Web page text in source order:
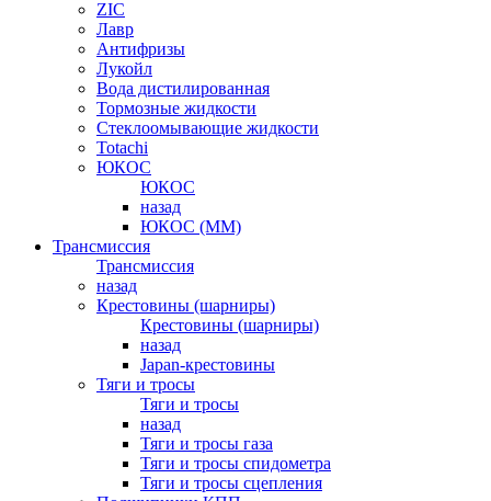
ZIC
Лавр
Антифризы
Лукойл
Вода дистилированная
Тормозные жидкости
Стеклоомывающие жидкости
Totachi
ЮКОС
ЮКОС
назад
ЮКОС (ММ)
Трансмиссия
Трансмиссия
назад
Крестовины (шарниры)
Крестовины (шарниры)
назад
Japan-крестовины
Тяги и тросы
Тяги и тросы
назад
Тяги и тросы газа
Тяги и тросы спидометра
Тяги и тросы сцепления